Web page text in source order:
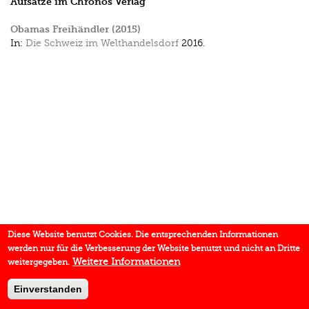
Obamas Freihändler (2015)
In: Die Schweiz im Welthandelsdorf 2016.
Diese Website benutzt Cookies. Die entsprechenden Informationen
werden nur für die Verbesserung der Website benutzt und nicht an Dritte
weitergegeben. Weitere Informationen
Einverstanden